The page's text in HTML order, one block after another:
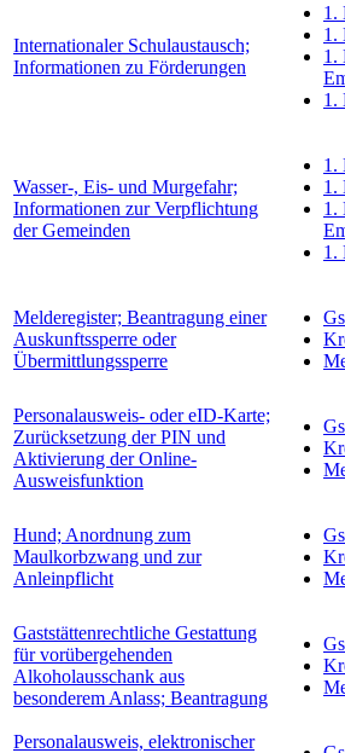
Internationaler Schulaustausch;
Informationen zu Förderungen
1.
1.
1.
1.
Wasser-, Eis- und Murgefahr;
Informationen zur Verpflichtung
der Gemeinden
1.
1.
1.
1.
Melderegister; Beantragung einer
Auskunftssperre oder
Übermittlungssperre
Personalausweis- oder eID-Karte;
Zurücksetzung der PIN und
Aktivierung der Online-
Ausweisfunktion
Hund; Anordnung zum
Maulkorbzwang und zur
Anleinpflicht
Gaststättenrechtliche Gestattung
für vorübergehenden
Alkoholausschank aus
besonderem Anlass; Beantragung
Personalausweis, elektronischer